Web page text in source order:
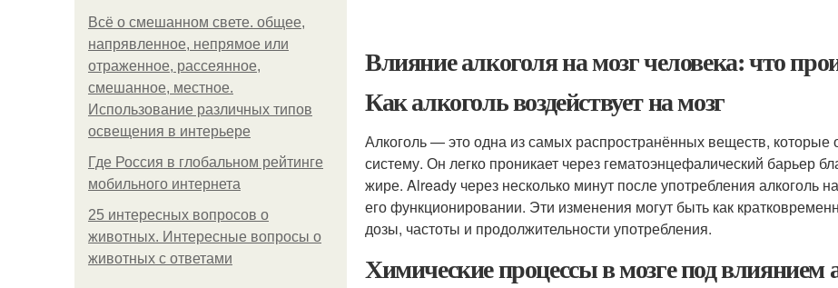
Всё о смешанном свете. общее,
напрявленное, непрямое или
отраженное, рассеянное,
смешанное, местное.
Использование различных типов
освещения в интерьере
Где Россия в глобальном рейтинге
мобильного интернета
25 интересных вопросов о
животных. Интересные вопросы о
животных с ответами
Влияние алкоголя на мозг человека: что
Как алкоголь воздействует на мозг
Алкоголь — это одна из самых распространённых веществ,
систему. Он легко проникает через гематоэнцефалический барьер
жире. Already через несколько минут после употребления алкоголь
его функционировании. Эти изменения могут быть как
дозы, частоты и продолжительности употребления.
Химические процессы в мозге под влиянием